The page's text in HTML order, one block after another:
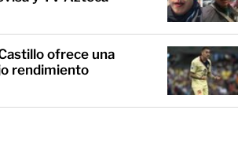
ofrece una
rendimiento